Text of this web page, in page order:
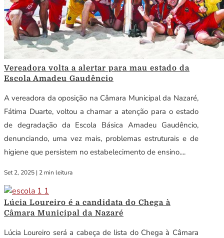
Vereadora volta a alertar para mau estado da
Escola Amadeu Gaudêncio
A vereadora da oposição na Câmara Municipal da Nazaré,
Fátima Duarte, voltou a chamar a atenção para o estado
de degradação da Escola Básica Amadeu Gaudêncio,
denunciando, uma vez mais, problemas estruturais e de
higiene que persistem no estabelecimento de ensino....
Set 2, 2025 | 2 min leitura
Lúcia Loureiro é a candidata do Chega à
Câmara Municipal da Nazaré
Lúcia Loureiro será a cabeça de lista do Chega à Câmara